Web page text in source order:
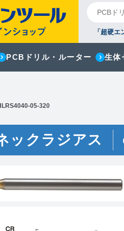
「超硬
PCBドリル・ルーター 生体
05-320
ックラジアス